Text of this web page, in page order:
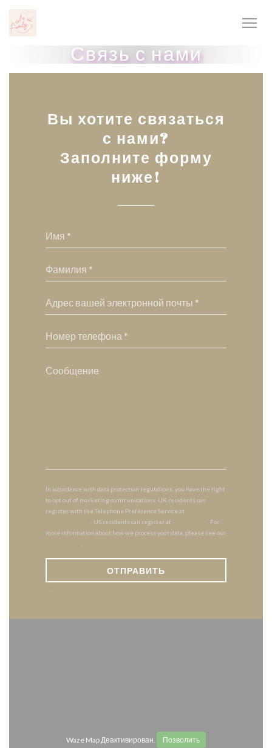
Панель управления cookies
Связь с нами
Вы хотите связаться
с нами?
Заполните форму
ниже!
In accordance with data protection regulations, you have the right
to opt out of marketing communications. UK residents can
register with the Telephone Preference Service at
. US residents can register at
. For
more information about how we process your data, please see our
Waze Map Деактивирован. Позволить